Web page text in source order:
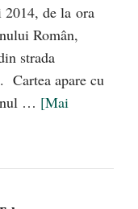
de la ora
Român,
strada
Cartea apare cu
… [Mai